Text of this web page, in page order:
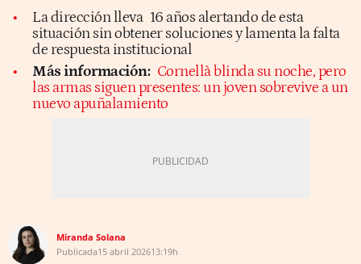
La dirección lleva 16 años alertando de esta
situación sin obtener soluciones y lamenta la falta
de respuesta institucional
Más información: Cornellà blinda su noche, pero
las armas siguen presentes: un joven sobrevive a un
nuevo apuñalamiento
Miranda Solana
Publicada15 abril 202613:19h